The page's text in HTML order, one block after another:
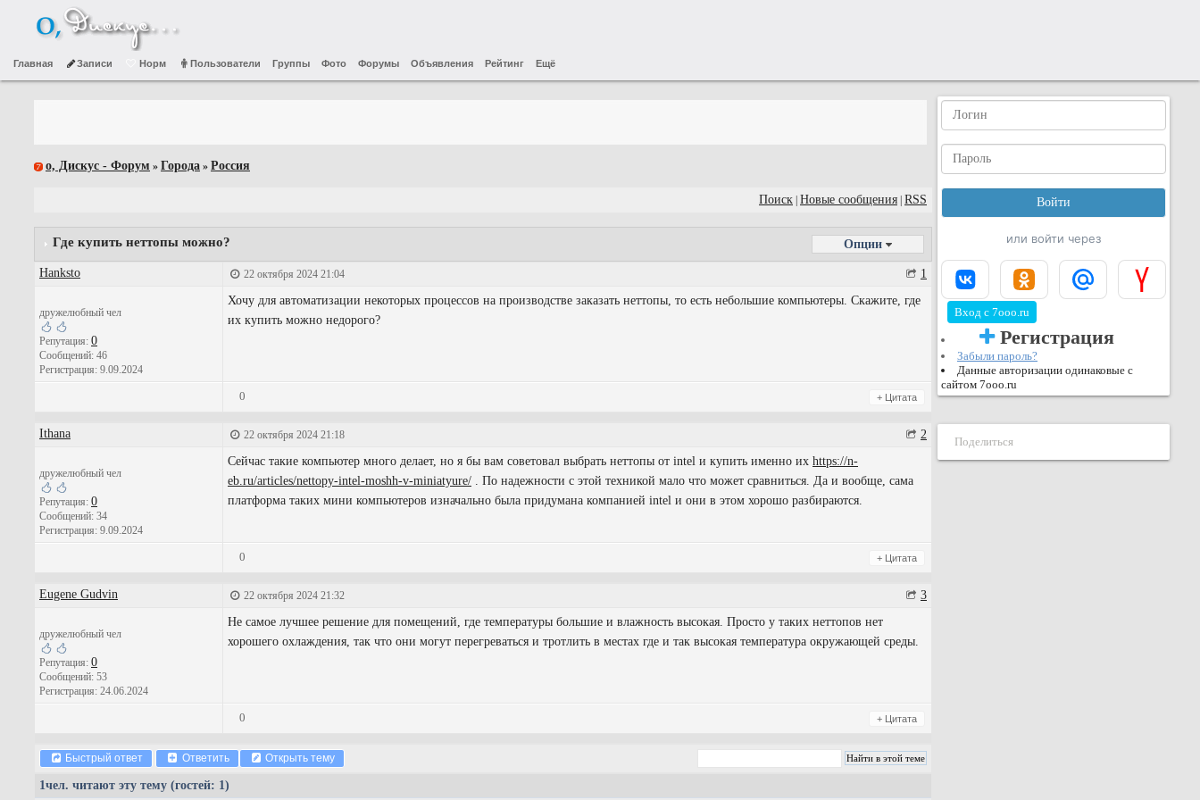
Главная Записи Норм Пользователи Группы Фото Форумы Объявления Рейтинг Ещё
о, Дискус - Форум » Города » Россия
Поиск Новые сообщения RSS
Где купить неттопы можно? Опции
Hanksto 22 октября 2024 21:04 1
дружелюбный чел
Репутация: 0
Сообщений: 46
Регистрация: 9.09.2024
Хочу для автоматизации некоторых процессов на производстве заказать неттопы, то есть небольшие компьютеры. Скажите, где
их купить можно недорого?
0 + Цитата
Ithana 22 октября 2024 21:18 2
дружелюбный чел
Репутация: 0
Сообщений: 34
Регистрация: 9.09.2024
Сейчас такие компьютер много делает, но я бы вам советовал выбрать неттопы от intel и купить именно их https://n-
eb.ru/articles/nettopy-intel-moshh-v-miniatyure/ . По надежности с этой техникой мало что может сравниться. Да и вообще, сама
платформа таких мини компьютеров изначально была придумана компанией intel и они в этом хорошо разбираются.
0 + Цитата
Eugene Gudvin 22 октября 2024 21:32 3
дружелюбный чел
Репутация: 0
Сообщений: 53
Регистрация: 24.06.2024
Не самое лучшее решение для помещений, где температуры большие и влажность высокая. Просто у таких неттопов нет
хорошего охлаждения, так что они могут перегреваться и тротлить в местах где и так высокая температура окружающей среды.
0 + Цитата
Быстрый ответ Ответить Открыть тему
1чел. читают эту тему (гостей: 1)
или войти через
Вход с 7ooo.ru
Регистрация
Забыли пароль?
Данные авторизации одинаковые с
сайтом 7ooo.ru
Поделиться